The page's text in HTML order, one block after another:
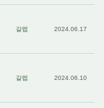
갈렙 2024.06.17
갈렙 2024.06.10